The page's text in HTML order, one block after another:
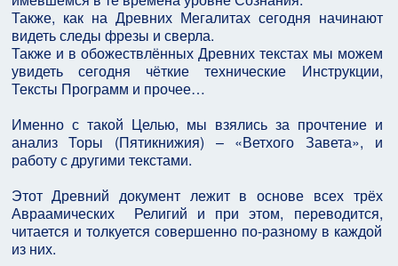
Также, как на Древних Мегалитах сегодня начинают
видеть следы фрезы и сверла.
Также и в обожествлённых Древних текстах мы можем
увидеть сегодня чёткие технические Инструкции,
Тексты Программ и прочее…
Именно с такой Целью, мы взялись за прочтение и
анализ Торы (Пятикнижия) – «Ветхого Завета», и
работу с другими текстами.
Этот Древний документ лежит в основе всех трёх
Авраамических Религий и при этом, переводится,
читается и толкуется совершенно по-разному в каждой
из них.